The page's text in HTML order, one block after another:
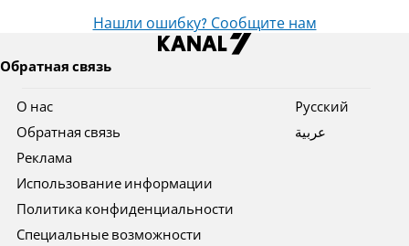
Нашли ошибку? Сообщите нам
Обратная связь
О нас
Обратная связь
Реклама
Использование информации
Политика конфиденциальности
Специальные возможности
Pусский
عربية